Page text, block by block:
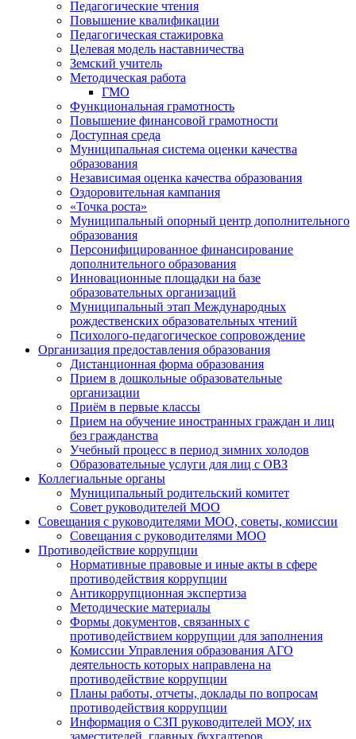
Педагогические чтения
Повышение квалификации
Педагогическая стажировка
Целевая модель наставничества
Земский учитель
Методическая работа
ГМО
Функциональная грамотность
Повышение финансовой грамотности
Доступная среда
Муниципальная система оценки качества
образования
Независимая оценка качества образования
Оздоровительная кампания
«Точка роста»
Муниципальный опорный центр дополнительного
образования
Персонифицированное финансирование
дополнительного образования
Инновационные площадки на базе
образовательных организаций
Муниципальный этап Международных
рождественских образовательных чтений
Психолого-педагогическое сопровождение
Организация предоставления образования
Дистанционная форма образования
Прием в дошкольные образовательные
организации
Приём в первые классы
Прием на обучение иностранных граждан и лиц
без гражданства
Учебный процесс в период зимних холодов
Образовательные услуги для лиц с ОВЗ
Коллегиальные органы
Муниципальный родительский комитет
Совет руководителей МОО
Совещания с руководителями МОО, советы, комиссии
Совещания с руководителями МОО
Противодействие коррупции
Нормативные правовые и иные акты в сфере
противодействия коррупции
Антикоррупционная экспертиза
Методические материалы
Формы документов, связанных с
противодействием коррупции для заполнения
Комиссии Управления образования АГО
деятельность которых направлена на
противодействие коррупции
Планы работы, отчеты, доклады по вопросам
противодействия коррупции
Информация о СЗП руководителей МОУ, их